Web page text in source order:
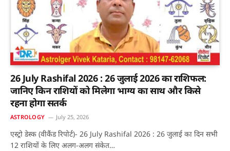
26 July Rashifal 2026 : 26 जुलाई 2026 का राशिफल:
जानिए किन राशियों को मिलेगा भाग्य का साथ और किसे
रहना होगा सतर्क
ASTROLOGY July 25, 2026
एस्ट्रो डेस्क (वीकैंड रिपोर्ट)- 26 July Rashifal 2026 : 26 जुलाई का दिन सभी
12 राशियों के लिए अलग-अलग संकेत…